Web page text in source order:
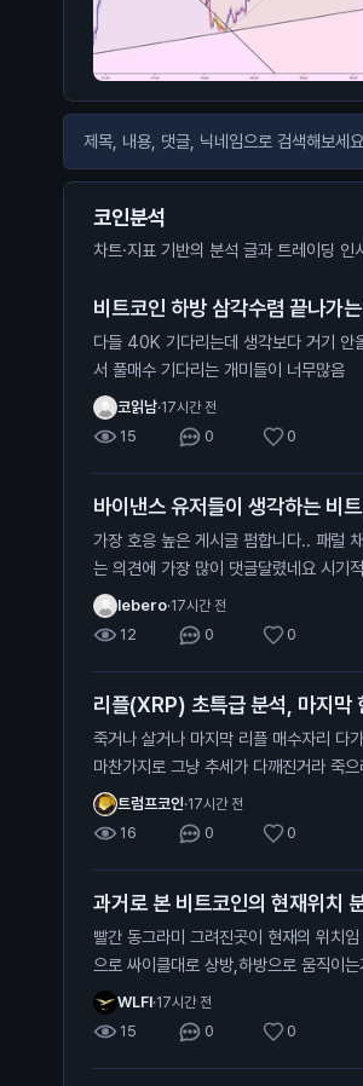
코인분석
차트·지표 기반의 분석 글과 트레이딩
비트코인 하방 삼각수렴 끝나가
다들 40K 기다리는데 생각보다 거기 안올수도 있음 내가 한국,해외 전부 커뮤
서 풀매수 기다리는 개미들이 너무많음
코읽남·17시간 전
15 0 0
바이낸스 유저들이 생각하는 비
가장 호응 높은 게시글 펌합니다.. 패럴 채널안에서 하방으로 밀리는중인데 패럴 중단 맞고 올라갈거라
는 의견에 가장 많이 댓글달렸네요 시기적으로도 10월이 주기와도 딱 떨어져서 얼마나 버텨주는지 잘
봐야할듯?
lebero·17시간 전
12 0 0
리플(XRP) 초특급 분석, 마지막
죽거나 살거나 마지막 리플 매수자리 다가오는중 대략 0.95불 근처 저기가 깨진다면
마찬가지로 그냥 추세가 다깨진거라 죽으러 가는거
트 차트중에 살아있는데 (잡코제외) 저기를 지켜주면 저기가 찐바닥임, 물론 저 지지선을 타고 흐를순
있는데 저기만 안깨지면됨
트럼프코인·17시간 전
16 0 0
과거로 본 비트코인의 현재위치
빨간 동그라미 그려진곳이 현재의 위치임 각종 지표로 봤을때도 일치하고 시기적으로도 똑같음 개인적
으로 싸이클대로 상방,하방으로 움직이는거는 이번이 마
현재 어센딩트라이앵글 모양이라서 비트
WLFI·17시간 전
15 0 0